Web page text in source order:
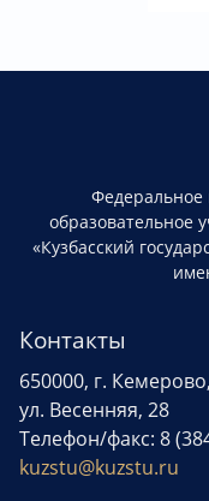
Федеральное
образовательное
«Кузбасский
Контакты
650000, г. Кемерово,
ул. Весенняя, 28
Телефон/факс: 8
kuzstu@kuzstu.ru